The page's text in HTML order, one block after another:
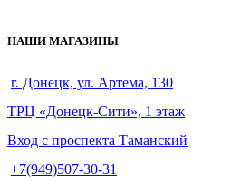
НАШИ МАГАЗИНЫ
г. Донецк, ул. Артема, 130
ТРЦ «Донецк-Сити», 1 этаж
Вход с проспекта Таманский
+7(949)507-30-31